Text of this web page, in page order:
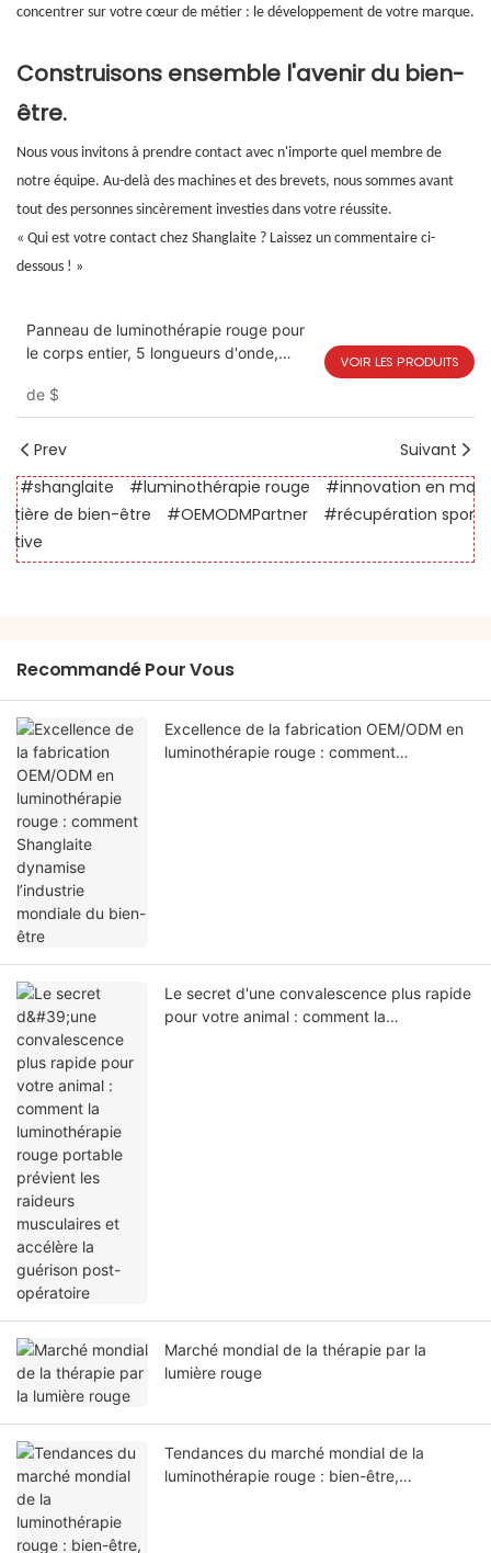
concentrer sur votre cœur de métier : le développement de votre marque.
Construisons ensemble l'avenir du bien-
être.
Nous vous invitons à prendre contact avec n'importe quel membre de
notre équipe. Au-delà des machines et des brevets, nous sommes avant
tout des personnes sincèrement investies dans votre réussite.
« Qui est votre contact chez Shanglaite ? Laissez un commentaire ci-
dessous ! »
Panneau de luminothérapie rouge pour
le corps entier, 5 longueurs d'onde,
de $
VOIR LES PRODUITS
Prev
Suivant
#shanglaite
#luminothérapie rouge
#innovation en ma
tière de bien-être
#OEMODMPartner
#récupération spor
tive
Recommandé Pour Vous
Excellence de la fabrication OEM/ODM en
luminothérapie rouge : comment
Le secret d'une convalescence plus rapide
pour votre animal : comment la
Marché mondial de la thérapie par la
lumière rouge
Tendances du marché mondial de la
luminothérapie rouge : bien-être,